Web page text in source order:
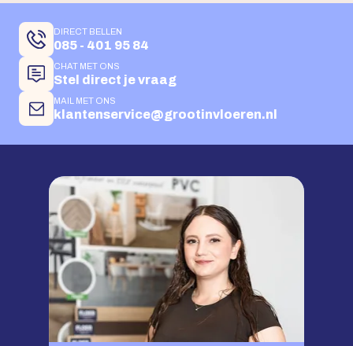
DIRECT BELLEN
085 - 401 95 84
CHAT MET ONS
Stel direct je vraag
MAIL MET ONS
klantenservice@grootinvloeren.nl